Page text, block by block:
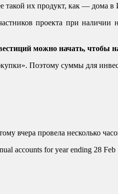
такой их продукт, как — дома
проекта при наличии
можно начать, чтобы
Поэтому суммы для
вчера провела несколько
accounts for year ending 28